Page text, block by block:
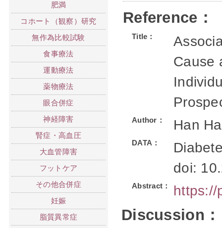
Reference：
Title：
Cause
Author： Han
DATA：
doi:
Abstract： https://
Discussion：
肥満
コホート（観察）研究
無作為比較試験
食事療法
運動療法
薬物療法
眼合併症
神経障害
腎症・高血圧
大血管障害
フットケア
その他合併症
妊娠
脂質異常症